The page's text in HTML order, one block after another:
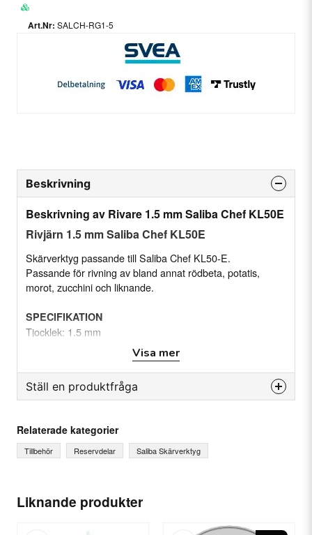
SALCH-RG1-5
Liknande produkter
Beskrivning
Beskrivning av Rivare 1.5 mm Saliba Chef KL50E
Rivjärn 1.5 mm Saliba Chef KL50E
Skärverktyg passande till Saliba Chef KL50-E.
Passande för rivning av bland annat rödbeta, potatis,
morot, zucchini och liknande.
SPECIFIKATION
Tjocklek: 1.5 mm
Passar till Saliba Chef Kl-50ESe produkten
Visa mer
Ställ en produktfråga
Fråga oss något om denna produkten...
Ditt namn
Relaterade kategorier
Tillbehör Reservdelar Saliba Skärverktyg